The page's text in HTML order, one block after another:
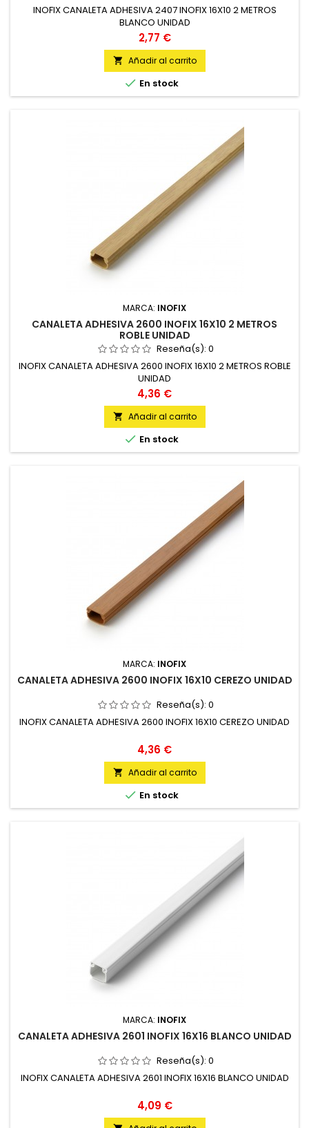
INOFIX CANALETA ADHESIVA 2407 INOFIX 16X10 2 METROS
BLANCO UNIDAD
Precio
2,77 €
 Añadir al carrito
 En stock
MARCA: INOFIX
CANALETA ADHESIVA 2600 INOFIX 16X10 2 METROS
ROBLE UNIDAD
Reseña(s): 0
INOFIX CANALETA ADHESIVA 2600 INOFIX 16X10 2 METROS ROBLE
UNIDAD
Precio
4,36 €
 Añadir al carrito
 En stock
MARCA: INOFIX
CANALETA ADHESIVA 2600 INOFIX 16X10 CEREZO UNIDAD
Reseña(s): 0
INOFIX CANALETA ADHESIVA 2600 INOFIX 16X10 CEREZO UNIDAD
Precio
4,36 €
 Añadir al carrito
 En stock
MARCA: INOFIX
CANALETA ADHESIVA 2601 INOFIX 16X16 BLANCO UNIDAD
Reseña(s): 0
INOFIX CANALETA ADHESIVA 2601 INOFIX 16X16 BLANCO UNIDAD
Precio
4,09 €